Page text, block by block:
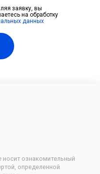
заявку, вы
на обработку
данных
носит ознакомительный
определенной